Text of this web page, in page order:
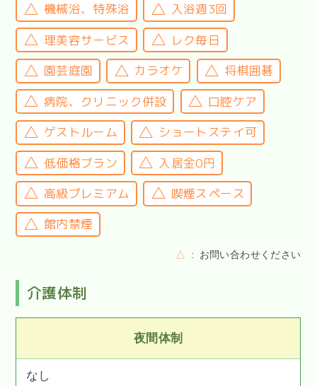
機械浴、特殊浴
入浴週3回
理美容サービス
レク毎日
園芸庭園
カラオケ
将棋囲碁
病院、クリニック併設
口腔ケア
ゲストルーム
ショートステイ可
低価格プラン
入居金0円
高級プレミアム
喫煙スペース
館内禁煙
△ お問い合わせください
介護体制
夜間体制
なし